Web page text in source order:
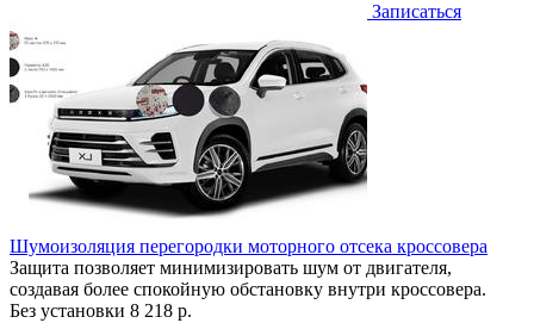
Записаться
Шумоизоляция перегородки моторного отсека кроссовера
Защита позволяет минимизировать шум от двигателя,
создавая более спокойную обстановку внутри кроссовера.
Без установки 8 218 р.